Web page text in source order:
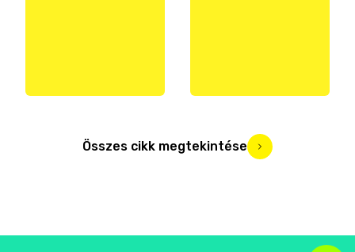
Összes cikk megtekintése